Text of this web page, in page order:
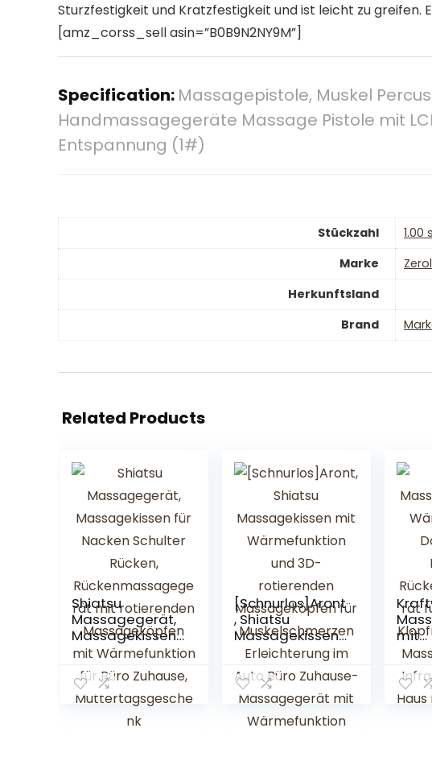
Sturzfestigkeit und Kratzfestigkeit und ist leicht zu greifen.
[amz_corss_sell asin=”B0B9N2NY9M”]
Specification: Massagepistole, Muskel
Handmassagegeräte Massage Pistole mit
Entspannung (1#)
Stückzahl
‎1.00
Marke
Herkunftsland
Brand
Related Products
Shiatsu
Massagegerät,
Massagekissen
für Nacken
Schulter Rücken,
Rückenmassag
egerät mit
rotierenden
Massageköpfen
[Schnurlos]Aront
, Shiatsu
Massagekissen
mit
Wärmefunktion
und 3D-
rotierenden
Massageköpfen
für
mit